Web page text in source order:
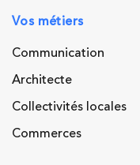
Vos métiers
Communication
Architecte
Collectivités locales
Commerces